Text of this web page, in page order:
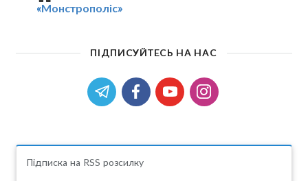
«Монстрополіс»
ПІДПИСУЙТЕСЬ НА НАС
Підписка на RSS розсилку